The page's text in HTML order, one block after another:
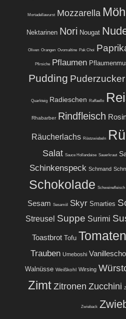
Mortadellawurst Mozzarella
Nektarinen Nori Nougat
Oliven Orangen Ovomaltine Pak Choi
Pfirsiche Pflaumen
Pudding Puderzucker
Quarkteig Radieschen Raffaello
Rhabarber Rindfleisch
Räucherlachs Röstzwiebeln
Salat Sauce Hollandaise Sauerkraut
Schinkenspeck Schmand
Schokolade Schweinefleisch
Sesam Sesamöl Skyr Smarties
Streusel Suppe Surimi
Toastbrot Tofu Tomaten
Trauben Umeboshi
Walnüsse Weißkohl Wirsing
Zimt Zitronen Zucchini
Zwieback